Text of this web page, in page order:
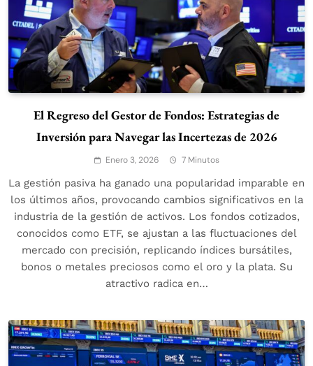
El Regreso del Gestor de Fondos: Estrategias de
Inversión para Navegar las Incertezas de 2026
Enero 3, 2026 7 Minutos
La gestión pasiva ha ganado una popularidad imparable en
los últimos años, provocando cambios significativos en la
industria de la gestión de activos. Los fondos cotizados,
conocidos como ETF, se ajustan a las fluctuaciones del
mercado con precisión, replicando índices bursátiles,
bonos o metales preciosos como el oro y la plata. Su
atractivo radica en…